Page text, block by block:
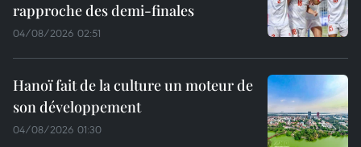
rapproche des demi-finales
04/08/2026 02:51
Hanoï fait de la culture un moteur de
son développement
04/08/2026 01:30